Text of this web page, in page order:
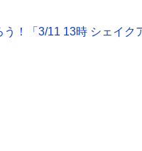
！「3/11 13時 シェイク